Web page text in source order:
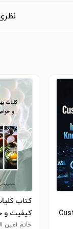
کتاب
کیفیت و
مرغ
خاتم امین